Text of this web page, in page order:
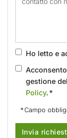
Ho letto e
gestione
Policy. *
* Campo
Invia